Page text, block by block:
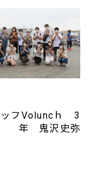
ッフVoluncｈ 3
年 鬼沢史弥